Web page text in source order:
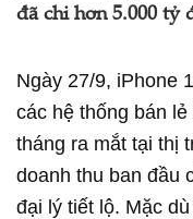
đã chi hơn 5.000 tỷ
Ngày 27/9, iPhone
các hệ thống bán
tháng ra mắt tại thị
doanh thu ban đầu
đại lý tiết lộ. Mặc